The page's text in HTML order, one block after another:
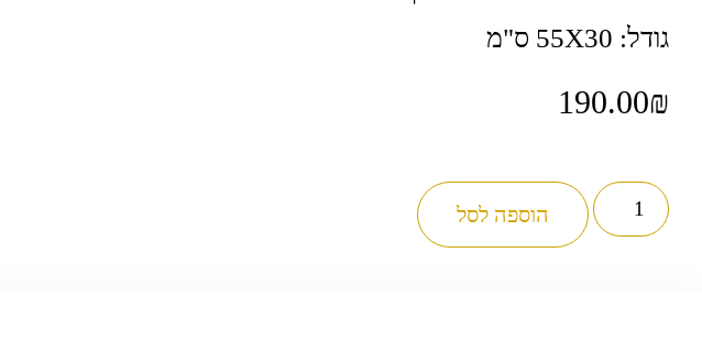
גודל: 55X30 ס"מ
190.00₪
כמות
של
אשת
חיל
הוספה לסל